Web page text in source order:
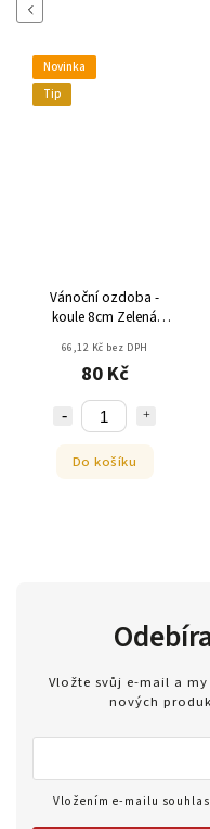
Previous
Novinka
Tip
Vánoční ozdoba -
koule 8cm Zelená
66,12 Kč bez DPH
80 Kč
Do košíku
Vložte svůj e-mail a
nových
Vložením e-mailu